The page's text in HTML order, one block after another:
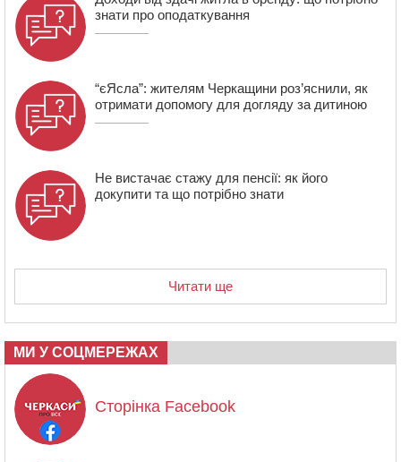
зміну їм вирушили побратими
знати про оподаткування
“єЯсла”: жителям Черкащини роз’яснили, як
отримати допомогу для догляду за дитиною
Не вистачає стажу для пенсії: як його
докупити та що потрібно знати
Читати ще
МИ У СОЦМЕРЕЖАХ
Сторінка Facebook